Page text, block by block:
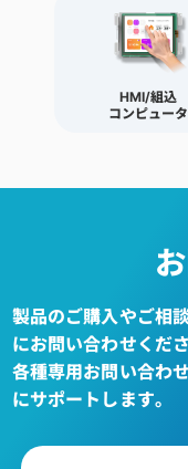
HMI/組込
コンピュータ
製品のご購入やご相
にお問い合わせくださ
各種専用お問い合わ
にサポートします。